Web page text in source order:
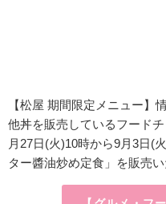
【松屋 期間限定メニュー】
他丼を販売しているフードチ
月27日(火)10時から9月3日(
ター醬油炒め定食」
を販売い